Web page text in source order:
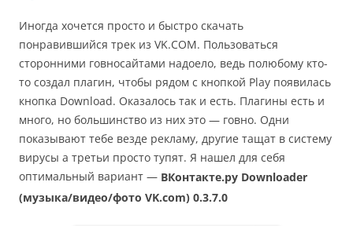
Иногда хочется просто и быстро скачать
понравившийся трек из VK.COM. Пользоваться
сторонними говносайтами надоело, ведь полюбому кто-
то создал плагин, чтобы рядом с кнопкой Play появилась
кнопка Download. Оказалось так и есть. Плагины есть и
много, но большинство из них это — говно. Одни
показывают тебе везде рекламу, другие тащат в систему
вирусы а третьи просто тупят. Я нашел для себя
оптимальный вариант — ВКонтакте.ру Downloader
(музыка/видео/фото VK.com) 0.3.7.0